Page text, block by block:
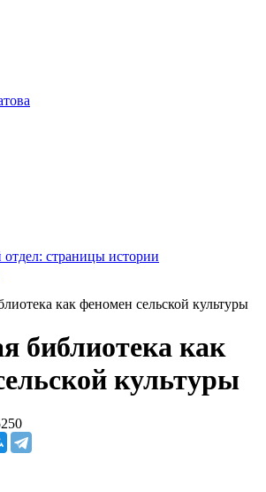
страницы истории
как феномен сельской культуры
библиотека как
культуры